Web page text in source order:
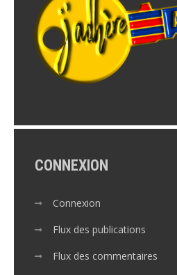
CONNEXION
Connexion
Flux des publications
Flux des commentaires